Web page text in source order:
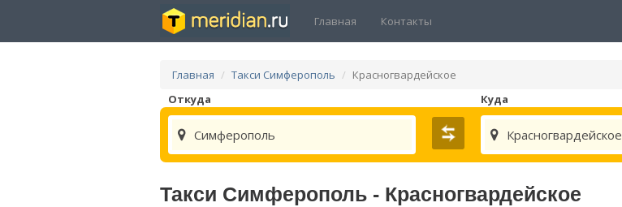
Главная Контакты
Главная Такси Симферополь
Красногвардейское
Откуда
Симферополь
Куда
Красногвардейское
Такси Симферополь - Красногвардейское